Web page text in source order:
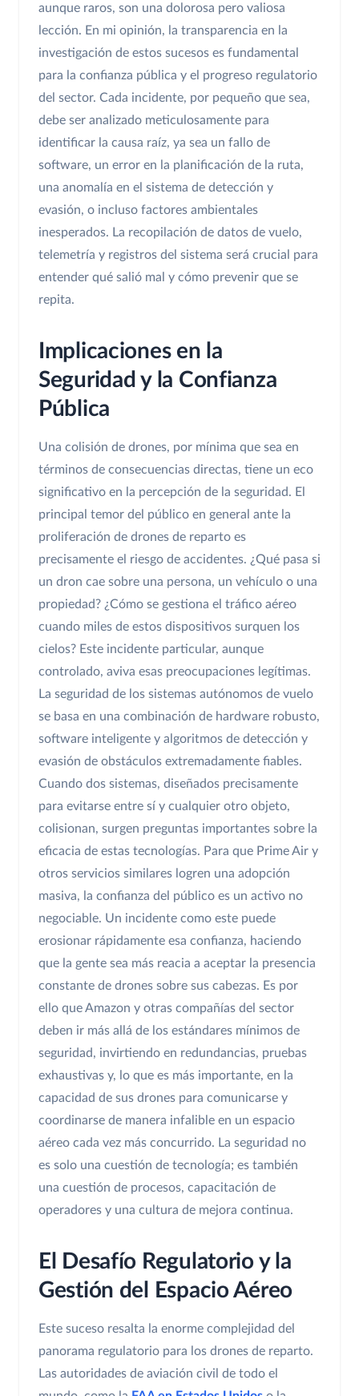
aunque raros, son una dolorosa pero valiosa
lección. En mi opinión, la transparencia en la
investigación de estos sucesos es fundamental
para la confianza pública y el progreso regulatorio
del sector. Cada incidente, por pequeño que sea,
debe ser analizado meticulosamente para
identificar la causa raíz, ya sea un fallo de
software, un error en la planificación de la ruta,
una anomalía en el sistema de detección y
evasión, o incluso factores ambientales
inesperados. La recopilación de datos de vuelo,
telemetría y registros del sistema será crucial para
entender qué salió mal y cómo prevenir que se
repita.
Implicaciones en la
Seguridad y la Confianza
Pública
Una colisión de drones, por mínima que sea en
términos de consecuencias directas, tiene un eco
significativo en la percepción de la seguridad. El
principal temor del público en general ante la
proliferación de drones de reparto es
precisamente el riesgo de accidentes. ¿Qué pasa si
un dron cae sobre una persona, un vehículo o una
propiedad? ¿Cómo se gestiona el tráfico aéreo
cuando miles de estos dispositivos surquen los
cielos? Este incidente particular, aunque
controlado, aviva esas preocupaciones legítimas.
La seguridad de los sistemas autónomos de vuelo
se basa en una combinación de hardware robusto,
software inteligente y algoritmos de detección y
evasión de obstáculos extremadamente fiables.
Cuando dos sistemas, diseñados precisamente
para evitarse entre sí y cualquier otro objeto,
colisionan, surgen preguntas importantes sobre la
eficacia de estas tecnologías. Para que Prime Air y
otros servicios similares logren una adopción
masiva, la confianza del público es un activo no
negociable. Un incidente como este puede
erosionar rápidamente esa confianza, haciendo
que la gente sea más reacia a aceptar la presencia
constante de drones sobre sus cabezas. Es por
ello que Amazon y otras compañías del sector
deben ir más allá de los estándares mínimos de
seguridad, invirtiendo en redundancias, pruebas
exhaustivas y, lo que es más importante, en la
capacidad de sus drones para comunicarse y
coordinarse de manera infalible en un espacio
aéreo cada vez más concurrido. La seguridad no
es solo una cuestión de tecnología; es también
una cuestión de procesos, capacitación de
operadores y una cultura de mejora continua.
El Desafío Regulatorio y la
Gestión del Espacio Aéreo
Este suceso resalta la enorme complejidad del
panorama regulatorio para los drones de reparto.
Las autoridades de aviación civil de todo el